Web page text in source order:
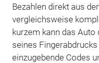
Bezahlen direkt aus
vergleichsweise
kurzem kann das Auto
seines
einzugebende Codes